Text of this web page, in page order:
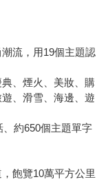
流，用19個主題認
、煙火、美妝、購
、滑雪、海邊、遊
、約650個主題單字
飽覽10萬平方公里